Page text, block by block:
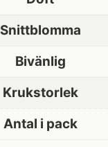
Snittblomma
Bivänlig
Krukstorlek
Antal i pack